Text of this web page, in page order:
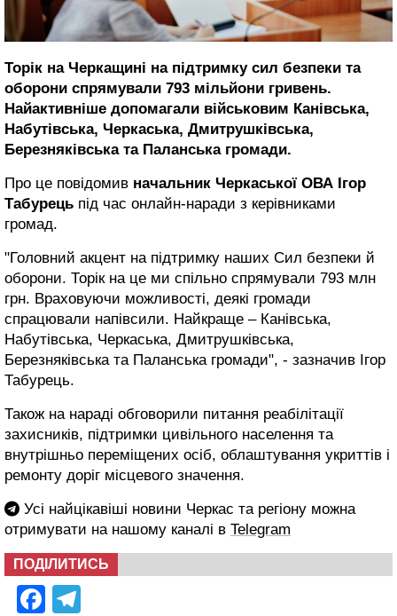
Торік на Черкащині на підтримку сил безпеки та
оборони спрямували 793 мільйони гривень.
Найактивніше допомагали військовим Канівська,
Набутівська, Черкаська, Дмитрушківська,
Березняківська та Паланська громади.
Про це повідомив начальник Черкаської ОВА Ігор
Табурець під час онлайн-наради з керівниками
громад.
"Головний акцент на підтримку наших Сил безпеки й
оборони. Торік на це ми спільно спрямували 793 млн
грн. Враховуючи можливості, деякі громади
спрацювали напівсили. Найкраще – Канівська,
Набутівська, Черкаська, Дмитрушківська,
Березняківська та Паланська громади", - зазначив Ігор
Табурець.
Також на нараді обговорили питання реабілітації
захисників, підтримки цивільного населення та
внутрішньо переміщених осіб, облаштування укриттів і
ремонту доріг місцевого значення.
Усі найцікавіші новини Черкас та регіону можна
отримувати на нашому каналі в Telegram
ПОДІЛИТИСЬ
Facebook